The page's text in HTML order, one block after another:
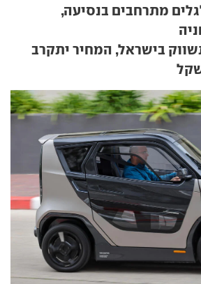
מתרחבים בנסיעה,
בישראל, המחיר יתקרב